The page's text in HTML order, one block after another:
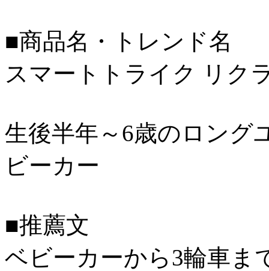
■商品名・トレンド名
スマートトライク リク
生後半年～6歳のロング
ビーカー
■推薦文
ベビーカーから3輪車ま